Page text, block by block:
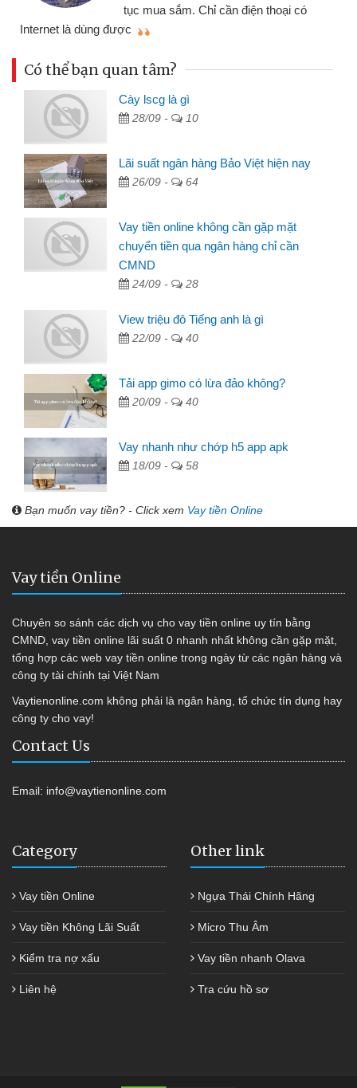
tục mua sắm. Chỉ cần điện thoại có
Internet là dùng được
Có thể bạn quan tâm?
Cày lscg là gì
28/09 - 10
Lãi suất ngân hàng Bảo Việt hiện nay
26/09 - 64
Vay tiền online không cần gặp mặt
chuyển tiền qua ngân hàng chỉ cần
CMND
24/09 - 28
View triệu đô Tiếng anh là gì
22/09 - 40
Tải app gimo có lừa đảo không?
20/09 - 40
Vay nhanh như chớp h5 app apk
18/09 - 58
Bạn muốn vay tiền? - Click xem Vay tiền Online
Vay tiền Online
Chuyên so sánh các dịch vụ cho vay tiền online uy tín bằng
CMND, vay tiền online lãi suất 0 nhanh nhất không cần gặp mặt,
tổng hợp các web vay tiền online trong ngày từ các ngân hàng và
công ty tài chính tại Việt Nam
Vaytienonline.com không phải là ngân hàng, tổ chức tín dụng hay
công ty cho vay!
Contact Us
Email: info@vaytienonline.com
Category
Vay tiền Online
Vay tiền Không Lãi Suất
Kiểm tra nợ xấu
Liên hệ
Other link
Ngựa Thái Chính Hãng
Micro Thu Âm
Vay tiền nhanh Olava
Tra cứu hồ sơ